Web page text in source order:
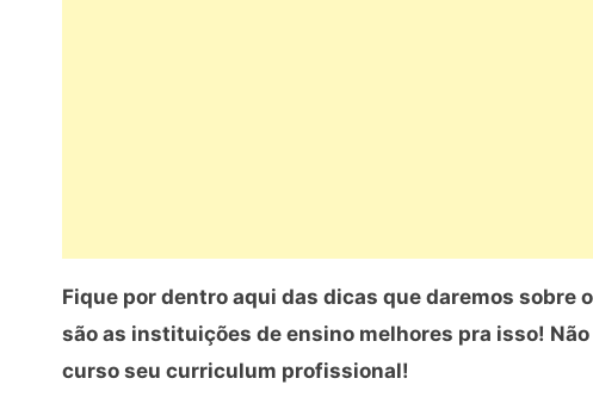
Fique por dentro aqui das dicas que daremos sobre
são as instituições de ensino melhores pra isso!
curso seu curriculum profissional!